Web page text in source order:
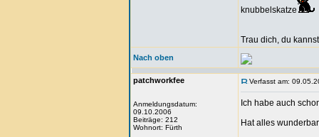
knubbelskatze
Trau dich, du
Nach oben
patchworkfee
Anmeldungsdatum:
09.10.2006
Beiträge: 212
Wohnort: Fürth
Verfasst am:
Ich habe auch
Hat alles